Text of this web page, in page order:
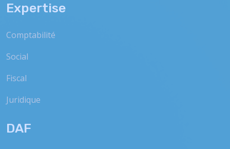
Expertise
Comptabilité
Social
Fiscal
Juridique
DAF